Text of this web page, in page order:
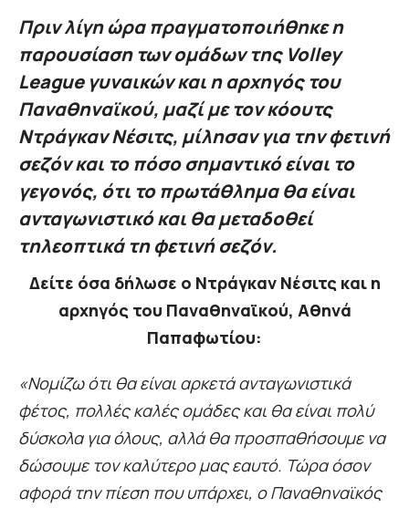
Πριν λίγη ώρα πραγματοποιήθηκε η
παρουσίαση των ομάδων της Volley
League γυναικών και η αρχηγός του
Παναθηναϊκού, μαζί με τον κόουτς
Ντράγκαν Νέσιτς, μίλησαν για την φετινή
σεζόν και το πόσο σημαντικό είναι το
γεγονός, ότι το πρωτάθλημα θα είναι
ανταγωνιστικό και θα μεταδοθεί
τηλεοπτικά τη φετινή σεζόν.
Δείτε όσα δήλωσε ο Ντράγκαν Νέσιτς και η
αρχηγός του Παναθηναϊκού, Αθηνά
Παπαφωτίου:
«Νομίζω ότι θα είναι αρκετά ανταγωνιστικά
φέτος, πολλές καλές ομάδες και θα είναι πολύ
δύσκολα για όλους, αλλά θα προσπαθήσουμε να
δώσουμε τον καλύτερο μας εαυτό. Τώρα όσον
αφορά την πίεση που υπάρχει, ο Παναθηναϊκός